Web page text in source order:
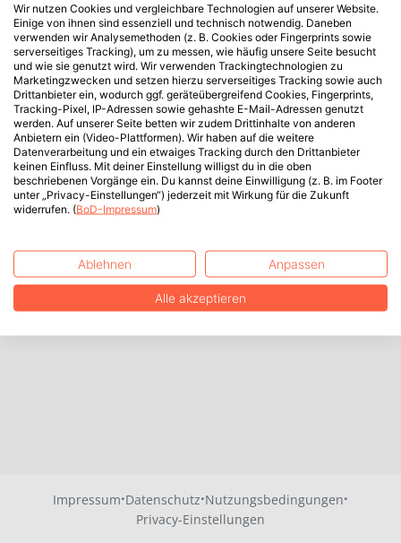
Impressum·Datenschutz·Nutzungsbedingungen·
Privacy-Einstellungen
Wir nutzen Cookies und vergleichbare Technologien auf unserer Website.
Einige von ihnen sind essenziell und technisch notwendig. Daneben
verwenden wir Analysemethoden (z. B. Cookies oder Fingerprints sowie
serverseitiges Tracking), um zu messen, wie häufig unsere Seite besucht
und wie sie genutzt wird. Wir verwenden Trackingtechnologien zu
Marketingzwecken und setzen hierzu serverseitiges Tracking sowie auch
Drittanbieter ein, wodurch ggf. geräteübergreifend Cookies, Fingerprints,
Tracking-Pixel, IP-Adressen sowie gehashte E-Mail-Adressen genutzt
werden. Auf unserer Seite betten wir zudem Drittinhalte von anderen
Anbietern ein (Video-Plattformen). Wir haben auf die weitere
Datenverarbeitung und ein etwaiges Tracking durch den Drittanbieter
keinen Einfluss. Mit deiner Einstellung willigst du in die oben
beschriebenen Vorgänge ein. Du kannst deine Einwilligung (z. B. im Footer
unter „Privacy-Einstellungen“) jederzeit mit Wirkung für die Zukunft
widerrufen. (BoD-Impressum)
Ablehnen Anpassen
Alle akzeptieren